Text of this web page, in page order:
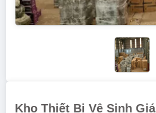
Kho Thiết Bị Vệ Sinh